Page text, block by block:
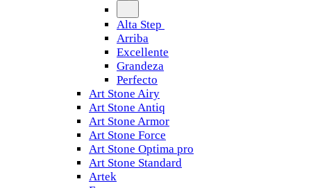
Alta Step
Arriba
Excellente
Grandeza
Perfecto
Art Stone Airy
Art Stone Antiq
Art Stone Armor
Art Stone Force
Art Stone Optima pro
Art Stone Standard
Artek